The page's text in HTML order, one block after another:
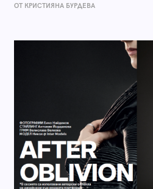
ОТ КРИСТИЯНА БУРДЕВА